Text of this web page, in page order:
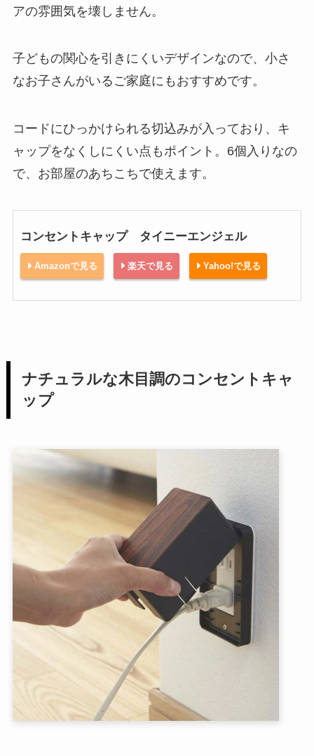
アの雰囲気を壊しません。
子どもの関心を引きにくいデザインなので、小さ
なお子さんがいるご家庭にもおすすめです。
コードにひっかけられる切込みが入っており、キ
ャップをなくしにくい点もポイント。6個入りなの
で、お部屋のあちこちで使えます。
コンセントキャップ タイニーエンジェル
Amazonで見る 楽天で見る Yahoo!で見る
ナチュラルな木目調のコンセントキャ
ップ